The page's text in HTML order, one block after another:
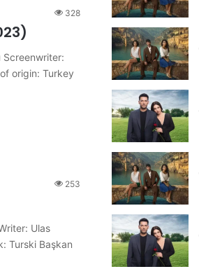
328
Screenwriter:
origin: Turkey
253
Ulas
Turski Başkan